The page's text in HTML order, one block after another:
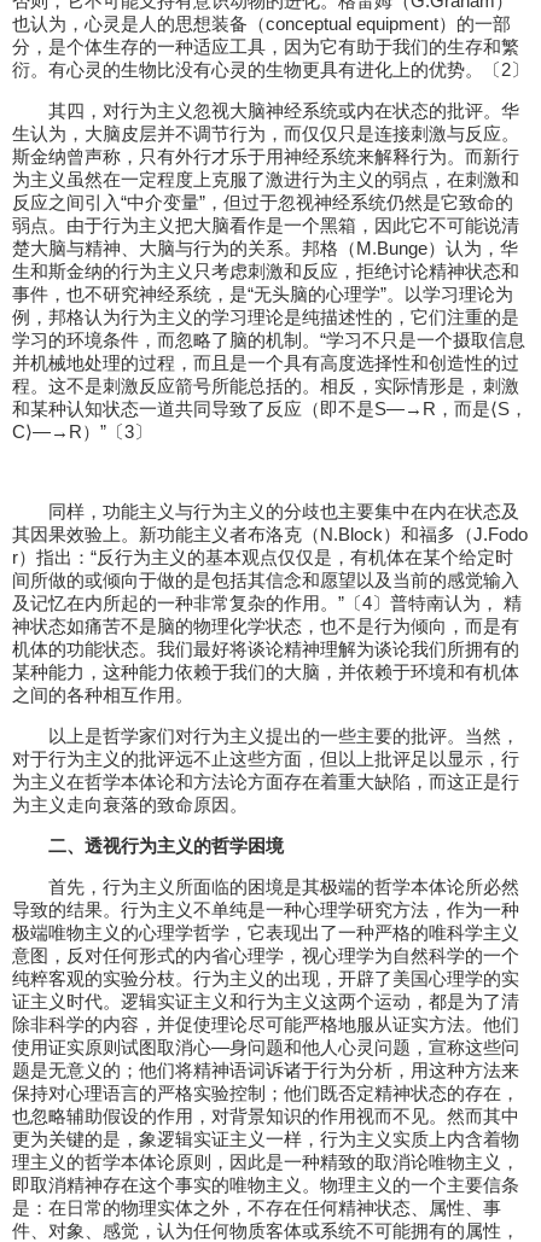
也认为，心灵是人的思想装备（conceptual equipment）的一部
分，是个体生存的一种适应工具，因为它有助于我们的生存和繁
衍。有心灵的生物比没有心灵的生物更具有进化上的优势。〔2〕
其四，对行为主义忽视大脑神经系统或内在状态的批评。华
生认为，大脑皮层并不调节行为，而仅仅只是连接刺激与反应。
斯金纳曾声称，只有外行才乐于用神经系统来解释行为。而新行
为主义虽然在一定程度上克服了激进行为主义的弱点，在刺激和
反应之间引入“中介变量”，但过于忽视神经系统仍然是它致命的
弱点。由于行为主义把大脑看作是一个黑箱，因此它不可能说清
楚大脑与精神、大脑与行为的关系。邦格（M.Bunge）认为，华
生和斯金纳的行为主义只考虑刺激和反应，拒绝讨论精神状态和
事件，也不研究神经系统，是“无头脑的心理学”。以学习理论为
例，邦格认为行为主义的学习理论是纯描述性的，它们注重的是
学习的环境条件，而忽略了脑的机制。“学习不只是一个摄取信息
并机械地处理的过程，而且是一个具有高度选择性和创造性的过
程。这不是刺激反应箭号所能总括的。相反，实际情形是，刺激
和某种认知状态一道共同导致了反应（即不是S—→R，而是⟨S，
C⟩—→R）”〔3〕
同样，功能主义与行为主义的分歧也主要集中在内在状态及
其因果效验上。新功能主义者布洛克（N.Block）和福多（J.Fodo
r）指出：“反行为主义的基本观点仅仅是，有机体在某个给定时
间所做的或倾向于做的是包括其信念和愿望以及当前的感觉输入
及记忆在内所起的一种非常复杂的作用。”〔4〕普特南认为， 精
神状态如痛苦不是脑的物理化学状态，也不是行为倾向，而是有
机体的功能状态。我们最好将谈论精神理解为谈论我们所拥有的
某种能力，这种能力依赖于我们的大脑，并依赖于环境和有机体
之间的各种相互作用。
以上是哲学家们对行为主义提出的一些主要的批评。当然，
对于行为主义的批评远不止这些方面，但以上批评足以显示，行
为主义在哲学本体论和方法论方面存在着重大缺陷，而这正是行
为主义走向衰落的致命原因。
二、透视行为主义的哲学困境
首先，行为主义所面临的困境是其极端的哲学本体论所必然
导致的结果。行为主义不单纯是一种心理学研究方法，作为一种
极端唯物主义的心理学哲学，它表现出了一种严格的唯科学主义
意图，反对任何形式的内省心理学，视心理学为自然科学的一个
纯粹客观的实验分枝。行为主义的出现，开辟了美国心理学的实
证主义时代。逻辑实证主义和行为主义这两个运动，都是为了清
除非科学的内容，并促使理论尽可能严格地服从证实方法。他们
使用证实原则试图取消心—身问题和他人心灵问题，宣称这些问
题是无意义的；他们将精神语词诉诸于行为分析，用这种方法来
保持对心理语言的严格实验控制；他们既否定精神状态的存在，
也忽略辅助假设的作用，对背景知识的作用视而不见。然而其中
更为关键的是，象逻辑实证主义一样，行为主义实质上内含着物
理主义的哲学本体论原则，因此是一种精致的取消论唯物主义，
即取消精神存在这个事实的唯物主义。物理主义的一个主要信条
是：在日常的物理实体之外，不存在任何精神状态、属性、事
件、对象、感觉，认为任何物质客体或系统不可能拥有的属性，